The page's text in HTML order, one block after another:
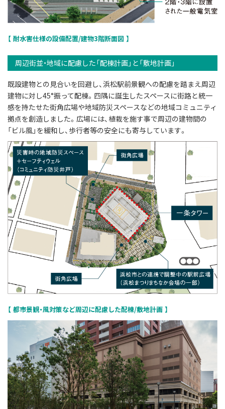
耐水害仕様の設備配置/建物3階断面図
周辺街並・地域に配慮した「配棟計画」と「敷地計画」
既設建物との見合いを回避し、浜松駅前景観への配慮を踏まえ周辺
建物に対し45°振って配棟。四隅に誕生したスペースに街路と統一
感を持たせた街角広場や地域防災スペースなどの地域コミュニティ
拠点を創造しました。広場には、植栽を施す事で周辺の建物間の
「ビル風」を緩和し、歩行者等の安全にも寄与しています。
都市景観・風対策など周辺に配慮した配棟/敷地計画